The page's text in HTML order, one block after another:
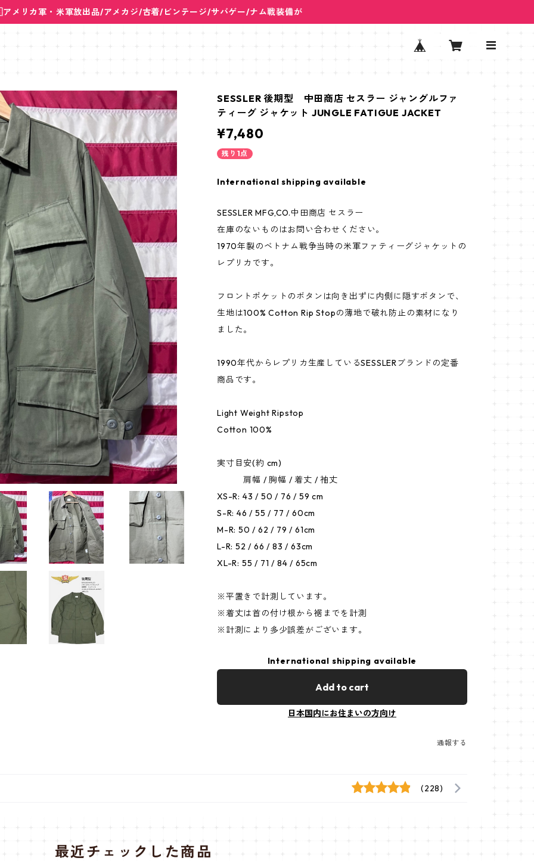
メリカ軍・米軍放出品/アメカジ/古着/ビンテージ/サバゲー/ナム戦装備が
SESSLER 後期型 中田商店 セスラー ジャングルファ
ティーグ ジャケット JUNGLE FATIGUE JACKET
¥7,480
残り1点
International shipping available
SESSLER MFG,CO.中田商店 セスラー
在庫のないものはお問い合わせください。
1970年製のベトナム戦争当時の米軍ファティーグジャケットの
レプリカです。
フロントポケットのボタンは向き出ずに内側に隠すボタンで、
生地は100% Cotton Rip Stopの薄地で破れ防止の素材になり
ました。
1990年代からレプリカ生産しているSESSLERブランドの定番
商品です。
Light Weight Ripstop
Cotton 100%
実寸目安(約 cm)
肩幅 / 胸幅 / 着丈 / 袖丈
XS-R: 43 / 50 / 76 / 59 cm
S-R: 46 / 55 / 77 / 60cm
M-R: 50 / 62 / 79 / 61cm
L-R: 52 / 66 / 83 / 63cm
XL-R: 55 / 71 / 84 / 65cm
※平置きで計測しています。
※着丈は首の付け根から裾までを計測
※計測により多少誤差がございます。
International shipping available
Add to cart
日本国内にお住まいの方向け
通報する
(228)
最近チェックした商品